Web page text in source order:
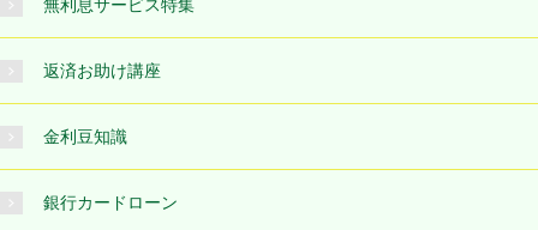
無利息サービス特集
返済お助け講座
金利豆知識
銀行カードローン